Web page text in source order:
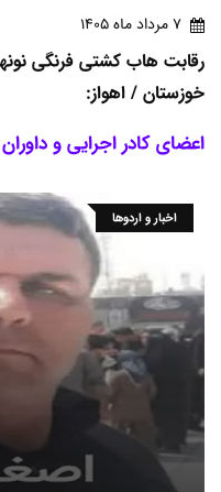
7 مرداد ماه 1405
رقابت هاب کشتی فرنگی
خوزستان / اهواز:
اعضای کادر اجرایی و
اخبار و اردوها